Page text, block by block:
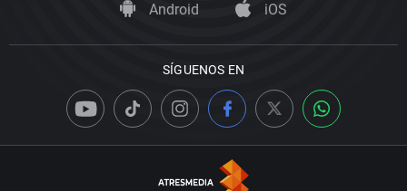
Android iOS
SÍGUENOS EN